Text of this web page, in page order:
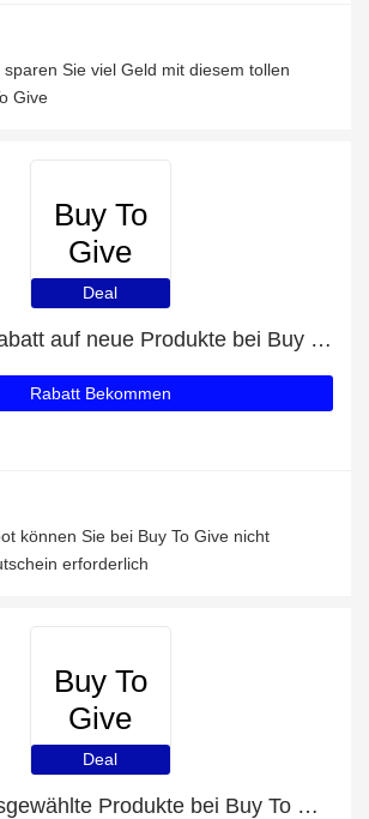
Sie viel Geld mit diesem tollen
Give
Buy To
Give
Deal
Bis zu 11% Rabatt auf neue Produkte bei Buy To Give
Rabatt Bekommen
können Sie bei Buy To Give nicht
erforderlich
Buy To
Give
Deal
2 für 1 auf ausgewählte Produkte bei Buy To Give